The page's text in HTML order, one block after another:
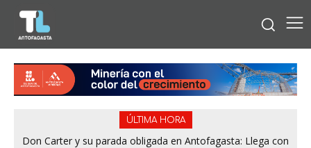
ÚLTIMA HORA
Don Carter y su parada obligada en Antofagasta: Llega con